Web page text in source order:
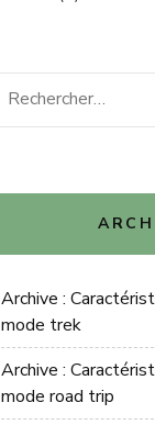
Rechercher :
Archive :
mode trek
Archive :
mode road trip